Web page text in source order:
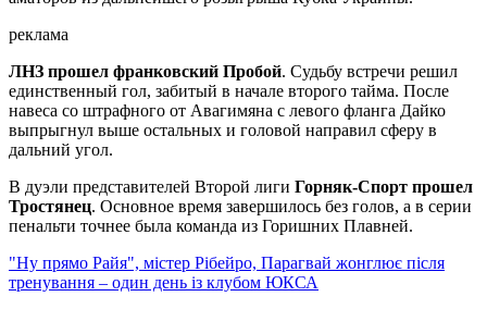
реклама
ЛНЗ прошел франковский Пробой. Судьбу встречи решил
единственный гол, забитый в начале второго тайма. После
навеса со штрафного от Авагимяна с левого фланга Дайко
выпрыгнул выше остальных и головой направил сферу в
дальний угол.
В дуэли представителей Второй лиги Горняк-Спорт прошел
Тростянец. Основное время завершилось без голов, а в серии
пенальти точнее была команда из Горишних Плавней.
"Ну прямо Райя", містер Рібейро, Парагвай жонглює після
тренування – один день із клубом ЮКСА